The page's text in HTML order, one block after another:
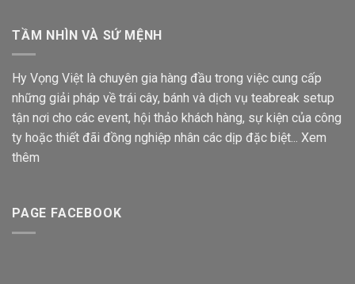
TẦM NHÌN VÀ SỨ MỆNH
Hy Vọng Việt là chuyên gia hàng đầu trong việc cung cấp
những giải pháp về trái cây, bánh và dịch vụ teabreak setup
tận nơi cho các event, hội thảo khách hàng, sự kiện của công
ty hoặc thiết đãi đồng nghiệp nhân các dịp đặc biệt... Xem
thêm
PAGE FACEBOOK